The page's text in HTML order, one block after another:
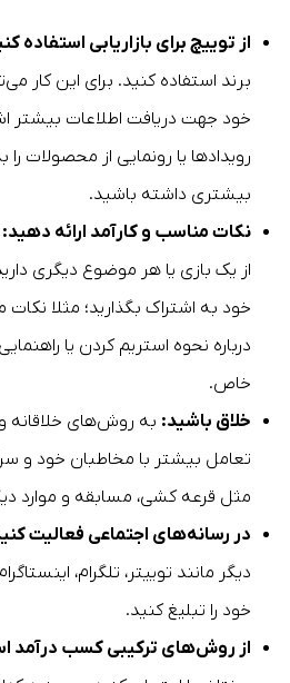
از توییچ برای بازاریابی استفاده
خود جهت دریافت اطلاعات بیشتر
رویداد‌ها یا رونمایی از محصولات
بیشتری داشته باشید.
نکات مناسب و کارآمد ارائه دهید:
از یک بازی یا هر موضوع دیگری
خود به اشتراک بگذارید؛ مثلا
درباره نحوه استریم کردن یا
خاص.
خلاق باشید: به روش‌های خلاقانه و
تعامل بیشتر با مخاطبان خود و
مثل قرعه کشی، مسابقه و موارد
در رسانه‌های اجتماعی فعالیت
دیگر مانند توییتر، تلگرام،
خود را تبلیغ کنید.
از روش‌های ترکیبی کسب درآمد